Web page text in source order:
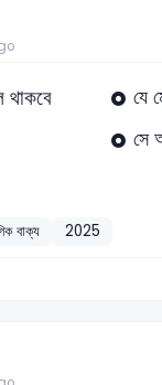
থাকবে
যে
সে
বাক্য 2025